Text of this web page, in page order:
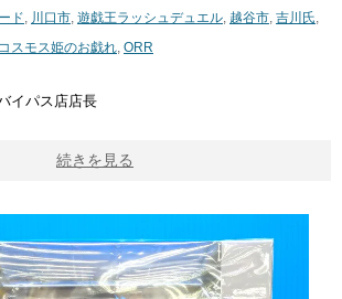
ド, 川口市, 遊戯王ラッシュデュエル, 越谷市, 吉川氏,
コスモス姫のお戯れ, ORR
イパス店店長
続きを見る